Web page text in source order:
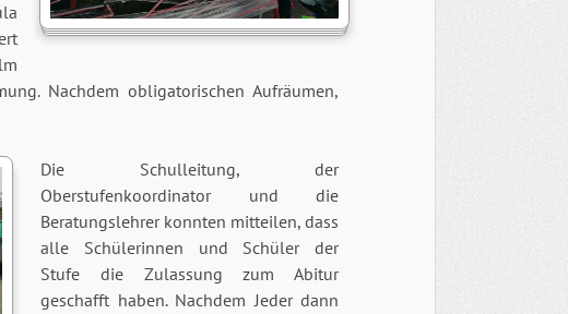
Nachdem obligatorischen Aufräumen,
Die Schulleitung, der
Oberstufenkoordinator und die
Beratungslehrer konnten mitteilen, dass
alle Schülerinnen und Schüler der
Stufe die Zulassung zum Abitur
geschafft haben. Nachdem Jeder dann